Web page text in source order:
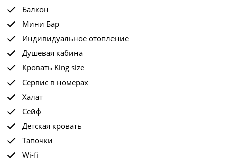
Балкон
Мини Бар
Индивидуальное отопление
Душевая кабина
Кровать King size
Сервис в номерах
Халат
Сейф
Детская кровать
Тапочки
Wi-fi